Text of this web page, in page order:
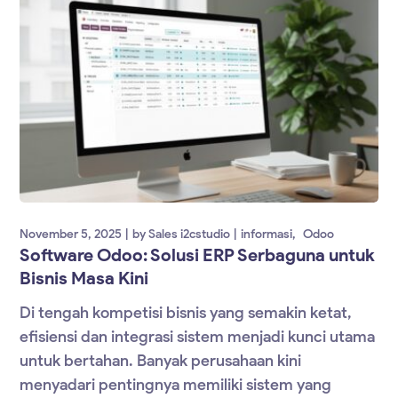
November 5, 2025 bySales i2cstudio informasi Odoo
Software Odoo: Solusi ERP Serbaguna untuk
Bisnis Masa Kini
Di tengah kompetisi bisnis yang semakin ketat,
efisiensi dan integrasi sistem menjadi kunci utama
untuk bertahan. Banyak perusahaan kini
menyadari pentingnya memiliki sistem yang